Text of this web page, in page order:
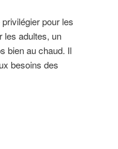
pour les
les adultes, un
bien au chaud. Il
besoins des